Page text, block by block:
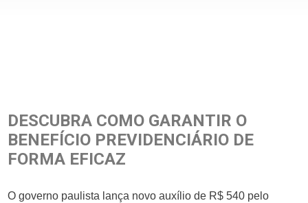
DESCUBRA COMO GARANTIR O
BENEFÍCIO PREVIDENCIÁRIO DE
FORMA EFICAZ
O governo paulista lança novo auxílio de R$ 540 pelo